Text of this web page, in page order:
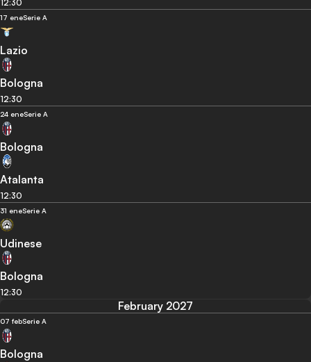
12:30
17 eneSerie A
Lazio
Bologna
12:30
24 eneSerie A
Bologna
Atalanta
12:30
31 eneSerie A
Udinese
Bologna
12:30
February 2027
07 febSerie A
Bologna